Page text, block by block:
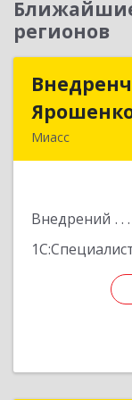
регионов
Миасс
Внедрений